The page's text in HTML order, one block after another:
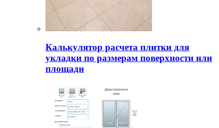
Калькулятор расчета плитки для
укладки по размерам поверхности или
площади